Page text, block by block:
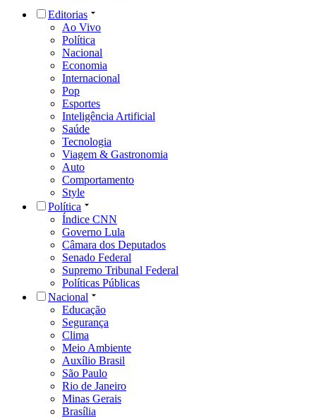
Editorias
Ao Vivo
Política
Nacional
Economia
Internacional
Pop
Esportes
Inteligência Artificial
Saúde
Tecnologia
Viagem & Gastronomia
Auto
Comportamento
Style
Política
Índice CNN
Governo Lula
Câmara dos Deputados
Senado Federal
Supremo Tribunal Federal
Políticas Públicas
Nacional
Educação
Segurança
Clima
Meio Ambiente
Auxílio Brasil
São Paulo
Rio de Janeiro
Minas Gerais
Brasília